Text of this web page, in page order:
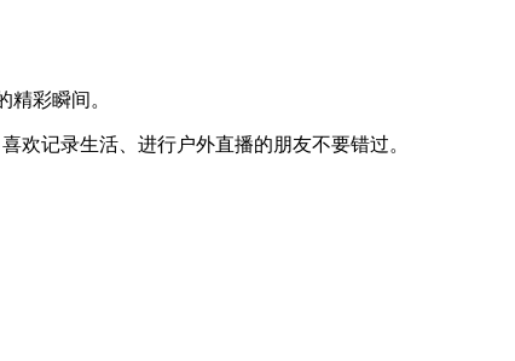
彩瞬间。
欢记录生活、进行户外直播的朋友不要错过。